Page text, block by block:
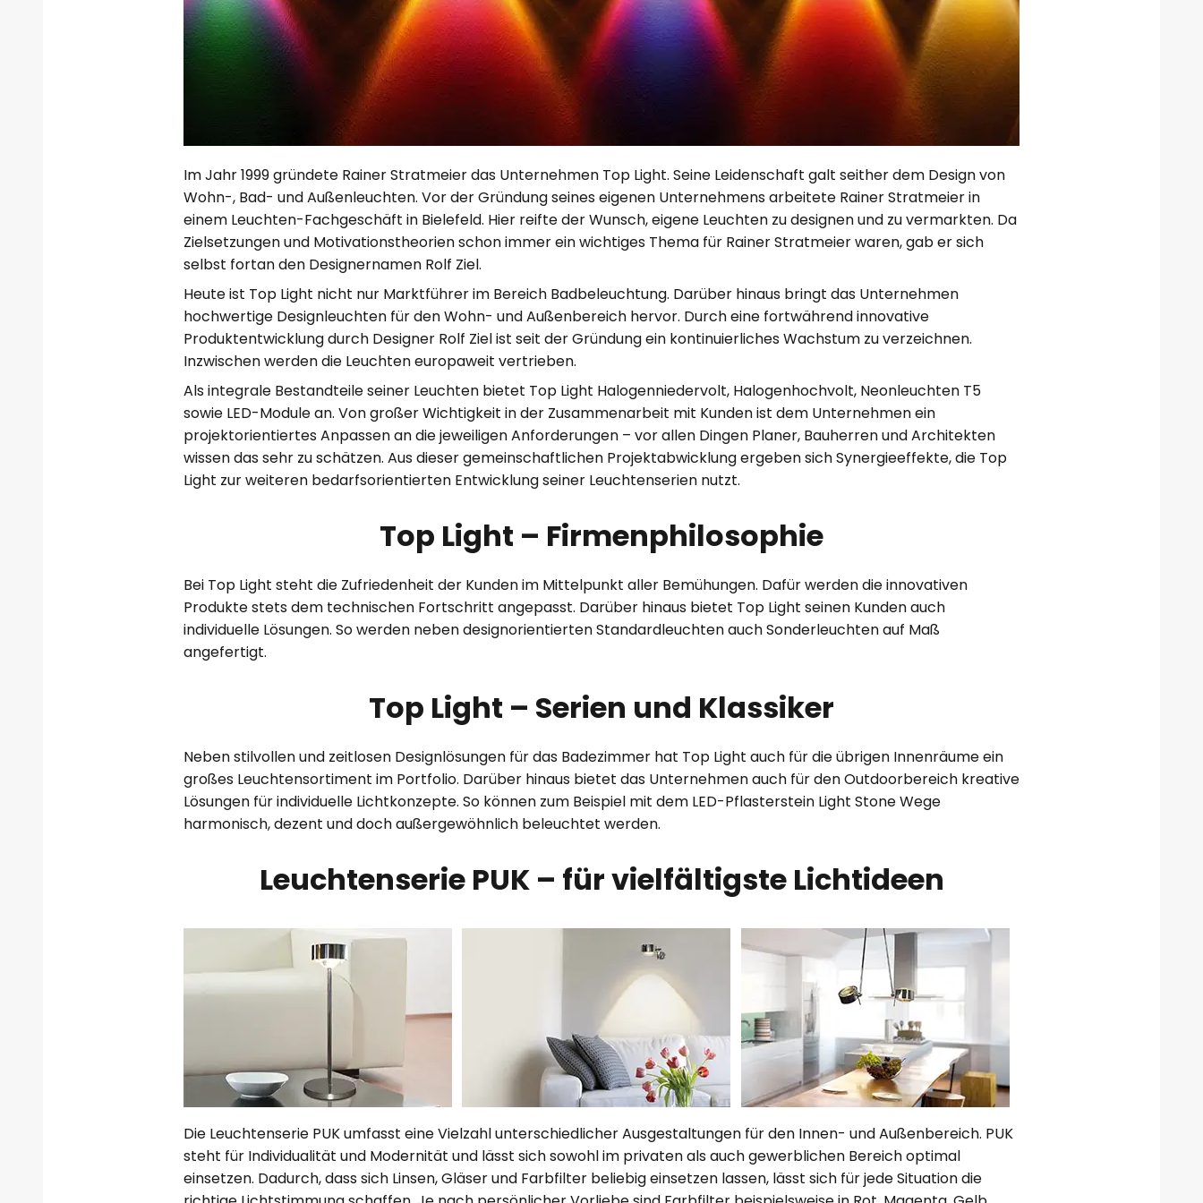
Im Jahr 1999 gründete Rainer Stratmeier das Unternehmen Top Light. Seine Leidenschaft galt seither dem Design von
Wohn-, Bad- und Außenleuchten. Vor der Gründung seines eigenen Unternehmens arbeitete Rainer Stratmeier in
einem Leuchten-Fachgeschäft in Bielefeld. Hier reifte der Wunsch, eigene Leuchten zu designen und zu vermarkten. Da
Zielsetzungen und Motivationstheorien schon immer ein wichtiges Thema für Rainer Stratmeier waren, gab er sich
selbst fortan den Designernamen Rolf Ziel.
Heute ist Top Light nicht nur Marktführer im Bereich Badbeleuchtung. Darüber hinaus bringt das Unternehmen
hochwertige Designleuchten für den Wohn- und Außenbereich hervor. Durch eine fortwährend innovative
Produktentwicklung durch Designer Rolf Ziel ist seit der Gründung ein kontinuierliches Wachstum zu verzeichnen.
Inzwischen werden die Leuchten europaweit vertrieben.
Als integrale Bestandteile seiner Leuchten bietet Top Light Halogenniedervolt, Halogenhochvolt, Neonleuchten T5
sowie LED-Module an. Von großer Wichtigkeit in der Zusammenarbeit mit Kunden ist dem Unternehmen ein
projektorientiertes Anpassen an die jeweiligen Anforderungen – vor allen Dingen Planer, Bauherren und Architekten
wissen das sehr zu schätzen. Aus dieser gemeinschaftlichen Projektabwicklung ergeben sich Synergieeffekte, die Top
Light zur weiteren bedarfsorientierten Entwicklung seiner Leuchtenserien nutzt.
Top Light – Firmenphilosophie
Bei Top Light steht die Zufriedenheit der Kunden im Mittelpunkt aller Bemühungen. Dafür werden die innovativen
Produkte stets dem technischen Fortschritt angepasst. Darüber hinaus bietet Top Light seinen Kunden auch
individuelle Lösungen. So werden neben designorientierten Standardleuchten auch Sonderleuchten auf Maß
angefertigt.
Top Light – Serien und Klassiker
Neben stilvollen und zeitlosen Designlösungen für das Badezimmer hat Top Light auch für die übrigen Innenräume ein
großes Leuchtensortiment im Portfolio. Darüber hinaus bietet das Unternehmen auch für den Outdoorbereich kreative
Lösungen für individuelle Lichtkonzepte. So können zum Beispiel mit dem LED-Pflasterstein Light Stone Wege
harmonisch, dezent und doch außergewöhnlich beleuchtet werden.
Leuchtenserie PUK – für vielfältigste Lichtideen
Die Leuchtenserie PUK umfasst eine Vielzahl unterschiedlicher Ausgestaltungen für den Innen- und Außenbereich. PUK
steht für Individualität und Modernität und lässt sich sowohl im privaten als auch gewerblichen Bereich optimal
einsetzen. Dadurch, dass sich Linsen, Gläser und Farbfilter beliebig einsetzen lassen, lässt sich für jede Situation die